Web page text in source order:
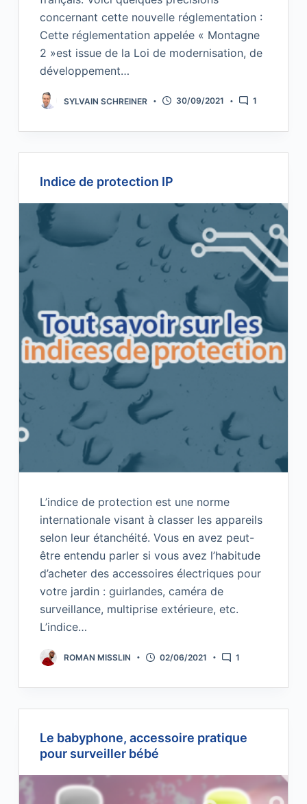
concernant cette nouvelle réglementation :
Cette réglementation appelée « Montagne
2 »est issue de la Loi de modernisation, de
développement…
SYLVAIN SCHREINER 30/09/2021 1
Indice de protection IP
L’indice de protection est une norme
internationale visant à classer les appareils
selon leur étanchéité. Vous en avez peut-
être entendu parler si vous avez l’habitude
d’acheter des accessoires électriques pour
votre jardin : guirlandes, caméra de
surveillance, multiprise extérieure, etc.
L’indice…
ROMAN MISSLIN 02/06/2021 1
Le babyphone, accessoire pratique
pour surveiller bébé